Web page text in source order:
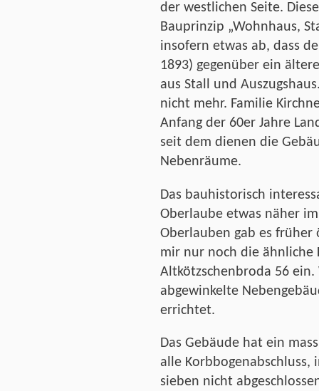
der westlichen Seite.
Bauprinzip „Wohnhaus,
insofern etwas ab, dass
1893) gegenüber ein
aus Stall und
nicht mehr. Familie
Anfang der 60er Jahre
seit dem dienen die
Nebenräume.
Das bauhistorisch
Oberlaube etwas näher
Oberlauben gab es
mir nur noch die ähnliche
Altkötzschenbroda 56
abgewinkelte
errichtet.
Das Gebäude hat ein
alle Korbbogenabschluss,
sieben nicht